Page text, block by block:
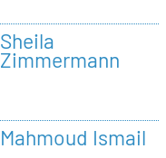
Sheila
Zimmermann
Mahmoud Ismail